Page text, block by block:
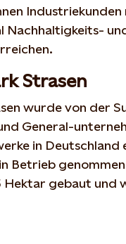
Strasen
wurde von der
General-
in Deutschland
Betrieb
Hektar gebaut und